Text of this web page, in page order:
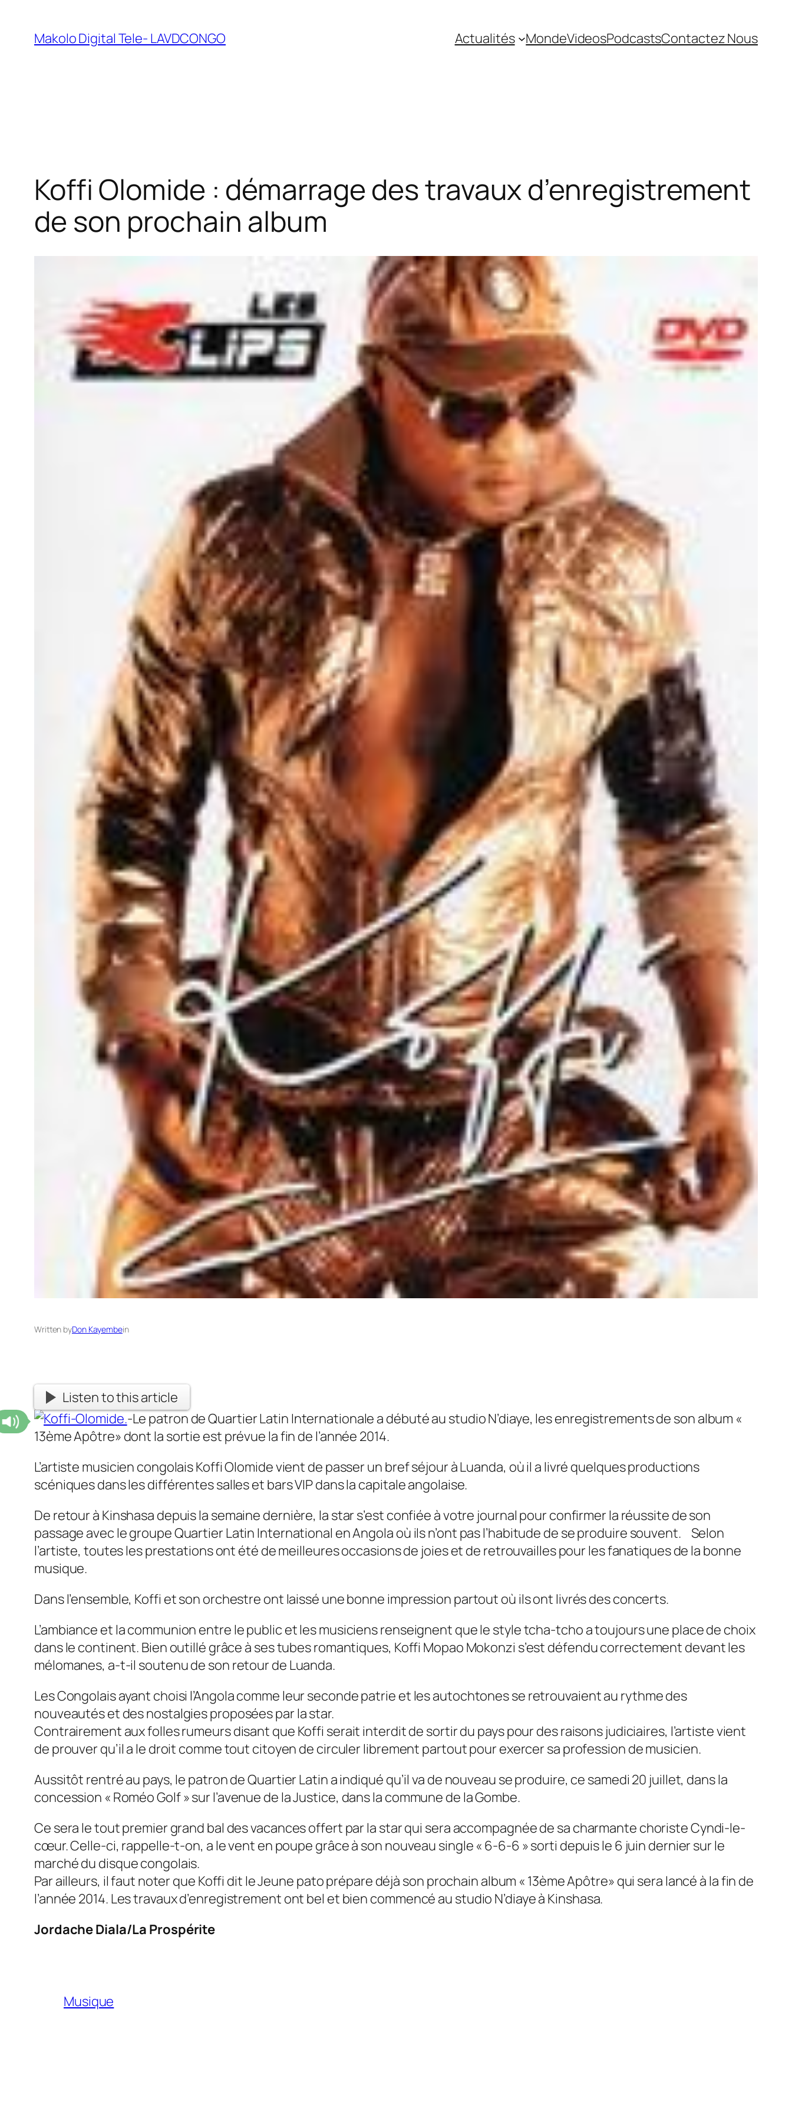
Makolo Digital Tele- LAVDCONGO Actualités MondeVideosPodcastsContactez Nous
Koffi Olomide : démarrage des travaux d’enregistrement
de son prochain album
Written byDon Kayembein
Listen to this article
-Le patron de Quartier Latin Internationale a débuté au studio N’diaye, les enregistrements de son album «
13ème Apôtre» dont la sortie est prévue la fin de l’année 2014.
L’artiste musicien congolais Koffi Olomide vient de passer un bref séjour à Luanda, où il a livré quelques productions
scéniques dans les différentes salles et bars VIP dans la capitale angolaise.
De retour à Kinshasa depuis la semaine dernière, la star s’est confiée à votre journal pour confirmer la réussite de son
passage avec le groupe Quartier Latin International en Angola où ils n’ont pas l’habitude de se produire souvent. Selon
l’artiste, toutes les prestations ont été de meilleures occasions de joies et de retrouvailles pour les fanatiques de la bonne
musique.
Dans l’ensemble, Koffi et son orchestre ont laissé une bonne impression partout où ils ont livrés des concerts.
L’ambiance et la communion entre le public et les musiciens renseignent que le style tcha-tcho a toujours une place de choix
dans le continent. Bien outillé grâce à ses tubes romantiques, Koffi Mopao Mokonzi s’est défendu correctement devant les
mélomanes, a-t-il soutenu de son retour de Luanda.
Les Congolais ayant choisi l’Angola comme leur seconde patrie et les autochtones se retrouvaient au rythme des
nouveautés et des nostalgies proposées par la star.
Contrairement aux folles rumeurs disant que Koffi serait interdit de sortir du pays pour des raisons judiciaires, l’artiste vient
de prouver qu’il a le droit comme tout citoyen de circuler librement partout pour exercer sa profession de musicien.
Aussitôt rentré au pays, le patron de Quartier Latin a indiqué qu’il va de nouveau se produire, ce samedi 20 juillet, dans la
concession « Roméo Golf » sur l’avenue de la Justice, dans la commune de la Gombe.
Ce sera le tout premier grand bal des vacances offert par la star qui sera accompagnée de sa charmante choriste Cyndi-le-
cœur. Celle-ci, rappelle-t-on, a le vent en poupe grâce à son nouveau single « 6-6-6 » sorti depuis le 6 juin dernier sur le
marché du disque congolais.
Par ailleurs, il faut noter que Koffi dit le Jeune pato prépare déjà son prochain album « 13ème Apôtre» qui sera lancé à la fin de
l’année 2014. Les travaux d’enregistrement ont bel et bien commencé au studio N’diaye à Kinshasa.
Jordache Diala/La Prospérite
Musique